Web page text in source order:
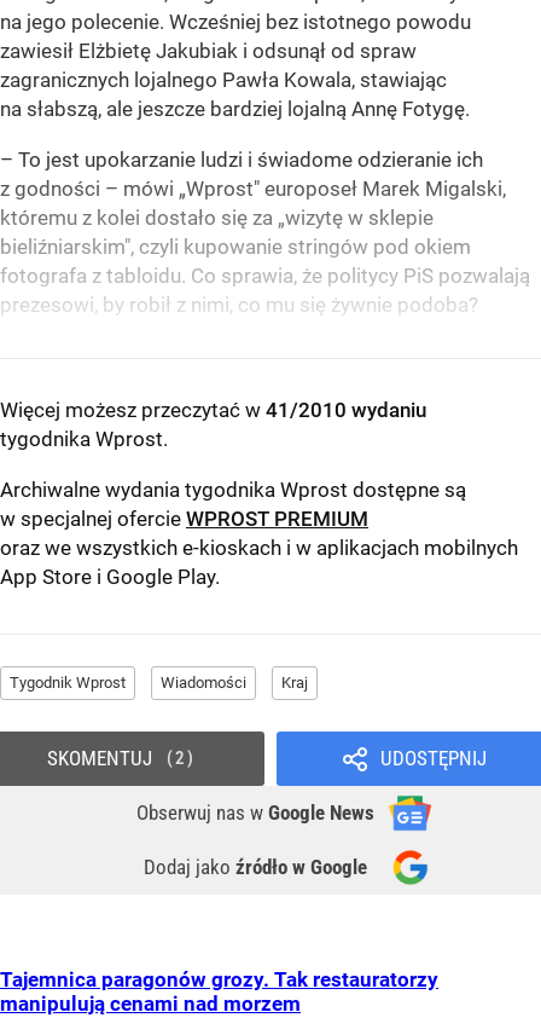
na jego polecenie. Wcześniej bez istotnego powodu
zawiesił Elżbietę Jakubiak i odsunął od spraw
zagranicznych lojalnego Pawła Kowala, stawiając
na słabszą, ale jeszcze bardziej lojalną Annę Fotygę.
– To jest upokarzanie ludzi i świadome odzieranie ich
z godności – mówi „Wprost" europoseł Marek Migalski,
któremu z kolei dostało się za „wizytę w sklepie
bieliźniarskim", czyli kupowanie stringów pod okiem
fotografa z tabloidu. Co sprawia, że politycy PiS pozwalają
prezesowi, by robił z nimi, co mu się żywnie podoba?
Więcej możesz przeczytać w 41/2010 wydaniu
tygodnika Wprost.
Archiwalne wydania tygodnika Wprost dostępne są
w specjalnej ofercie WPROST PREMIUM
oraz we wszystkich e-kioskach i w aplikacjach mobilnych
App Store i Google Play.
Tygodnik Wprost Wiadomości Kraj
UDOSTĘPNIJ
Obserwuj nas w Google News
Dodaj jako źródło w Google
SKOMENTUJ 2
Tajemnica paragonów grozy. Tak restauratorzy
manipulują cenami nad morzem